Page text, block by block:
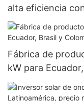
alta eficiencia
vatios, 620
doble panel.
Fábrica de
kW para
fuera de red de